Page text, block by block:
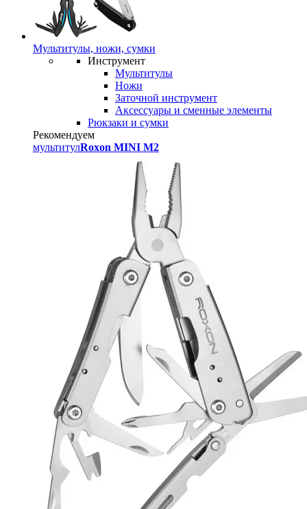
Мультитулы, ножи, сумки
Инструмент
Мультитулы
Ножи
Заточной инструмент
Аксессуары и сменные элементы
Рюкзаки и сумки
Рекомендуем
мультитулRoxon MINI M2